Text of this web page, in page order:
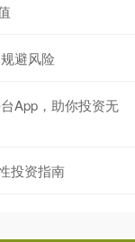
避风险
App，助你投资无
投资指南